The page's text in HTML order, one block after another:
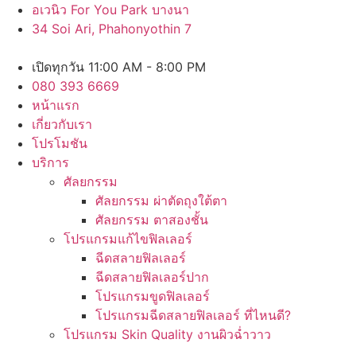
Skip
อเวนิว For You Park บางนา
34 Soi Ari, Phahonyothin 7
เปิดทุกวัน 11:00 AM - 8:00 PM
080 393 6669
หน้าแรก
เกี่ยวกับเรา
โปรโมชัน
บริการ
ศัลยกรรม
ศัลยกรรม ผ่าตัดถุงใต้ตา
ศัลยกรรม ตาสองชั้น
โปรแกรมแก้ไขฟิลเลอร์
ฉีดสลายฟิลเลอร์
ฉีดสลายฟิลเลอร์ปาก
โปรแกรมขูดฟิลเลอร์
โปรแกรมฉีดสลายฟิลเลอร์ ที่ไหนดี?
โปรแกรม Skin Quality งานผิวฉ่ำวาว